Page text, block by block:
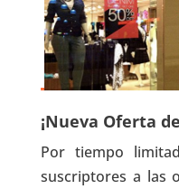
¡Nueva Oferta
Por tiempo
suscriptores a las